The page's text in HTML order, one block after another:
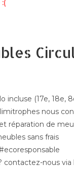
incluse (17e, 18e,
nous
réparation de
sans frais
contactez-nous